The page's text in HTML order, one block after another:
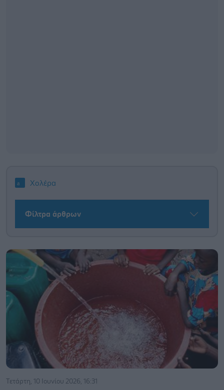
Χολέρα
Φίλτρα άρθρων
Τετάρτη, 10 Ιουνίου 2026, 16:31